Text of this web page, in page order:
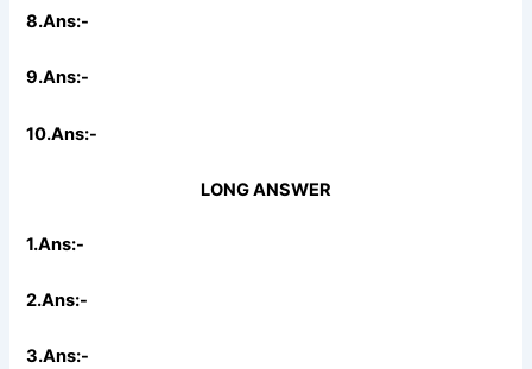
8.Ans:-
9.Ans:-
10.Ans:-
LONG ANSWER
1.Ans:-
2.Ans:-
3.Ans:-